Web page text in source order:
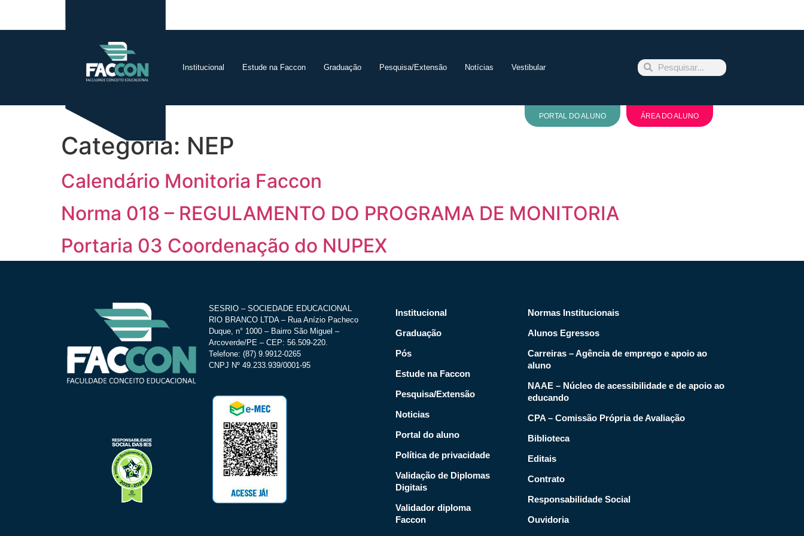
Institucional Estude na Faccon Graduação Pesquisa/Extensão Notícias Vestibular
PORTAL DO ALUNO ÁREA DO ALUNO
Categoria: NEP
Calendário Monitoria Faccon
Norma 018 – REGULAMENTO DO PROGRAMA DE MONITORIA
Portaria 03 Coordenação do NUPEX
SESRIO – SOCIEDADE EDUCACIONAL
RIO BRANCO LTDA – Rua Anízio Pacheco
Duque, n° 1000 – Bairro São Miguel –
Arcoverde/PE – CEP: 56.509-220.
Telefone: (87) 9.9912-0265
CNPJ Nº 49.233.939/0001-95
Institucional
Graduação
Pós
Estude na Faccon
Pesquisa/Extensão
Noticias
Portal do aluno
Política de privacidade
Validação de Diplomas
Digitais
Validador diploma
Faccon
Normas Institucionais
Alunos Egressos
Carreiras – Agência de emprego e apoio ao
aluno
NAAE – Núcleo de acessibilidade e de apoio ao
educando
CPA – Comissão Própria de Avaliação
Biblioteca
Editais
Contrato
Responsabilidade Social
Ouvidoria